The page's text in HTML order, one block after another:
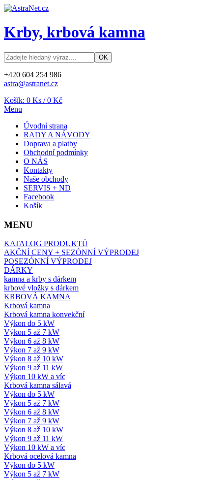
Krby, krbová kamna
+420 604 254 986
astra@astranet.cz
Košík: 0 Ks /0 Kč
Menu
Úvodní strana
RADY A NÁVODY
Doprava a platby
Obchodní podmínky
O NÁS
Kontakty
Naše obchody
SERVIS + ND
Facebook
Košík
MENU
KATALOG PRODUKTŮ
AKČNÍ CENY + SEZÓNNÍ VÝPRODEJ
POSEZÓNNÍ VÝPRODEJ
DÁRKY
kamna a krby s dárkem
krbové vložky s dárkem
KRBOVÁ KAMNA
Krbová kamna
Krbová kamna konvekční
Výkon do 5 kW
Výkon 5 až 7 kW
Výkon 6 až 8 kW
Výkon 7 až 9 kW
Výkon 8 až 10 kW
Výkon 9 až 11 kW
Výkon 10 kW a víc
Krbová kamna sálavá
Výkon do 5 kW
Výkon 5 až 7 kW
Výkon 6 až 8 kW
Výkon 7 až 9 kW
Výkon 8 až 10 kW
Výkon 9 až 11 kW
Výkon 10 kW a víc
Krbová ocelová kamna
Výkon do 5 kW
Výkon 5 až 7 kW